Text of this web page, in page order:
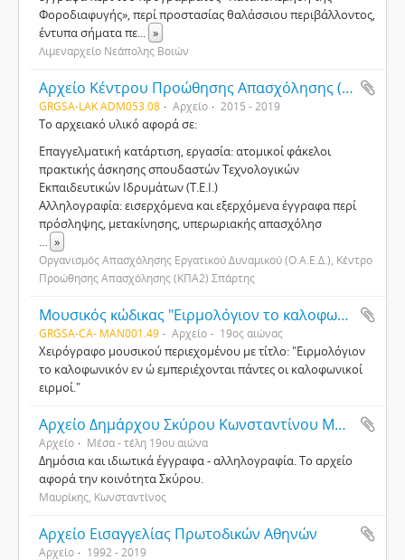
Φοροδιαφυγής», περί προστασίας θαλάσσιου περιβάλλοντος,
έντυπα σήματα πε... »
Λιμεναρχείο Νεάπολης Βοιών
Αρχείο Κέντρου Προώθησης Απασχόλησης (Κ.Π.Α.2) του Οργανισμού Απασχόλησης Εργατικού Δυναμικού (Ο.Α.Ε.Δ.) Σπάρτης
GRGSA-LAK ADM053.08 Αρχείο 2015 - 2019
Το αρχειακό υλικό αφορά σε:
Επαγγελματική κατάρτιση, εργασία: ατομικοί φάκελοι
πρακτικής άσκησης σπουδαστών Τεχνολογικών
Εκπαιδευτικών Ιδρυμάτων (Τ.Ε.Ι.)
Αλληλογραφία: εισερχόμενα και εξερχόμενα έγγραφα περί
πρόσληψης, μετακίνησης, υπερωριακής απασχόλησ
... »
Οργανισμός Απασχόλησης Εργατικού Δυναμικού (Ο.Α.Ε.Δ.), Κέντρο
Προώθησης Απασχόλησης (ΚΠΑ2) Σπάρτης
Μουσικός κώδικας "Ειρμολόγιον το καλοφωνικόν" (Χφ202)
GRGSA-CA- MAN001.49 Αρχείο 19ος αιώνας
Χειρόγραφο μουσικού περιεχομένου με τίτλο: "Ειρμολόγιον
το καλοφωνικόν εν ώ εμπεριέχονται πάντες οι καλοφωνικοί
ειρμοί."
Αρχείο Δημάρχου Σκύρου Κωνσταντίνου Μαυρίκη
Αρχείο Μέσα - τέλη 19ου αιώνα
Δημόσια και ιδιωτικά έγγραφα - αλληλογραφία. Το αρχείο
αφορά την κοινότητα Σκύρου.
Μαυρίκης, Κωνσταντίνος
Αρχείο Εισαγγελίας Πρωτοδικών Αθηνών
Αρχείο 1992 - 2019